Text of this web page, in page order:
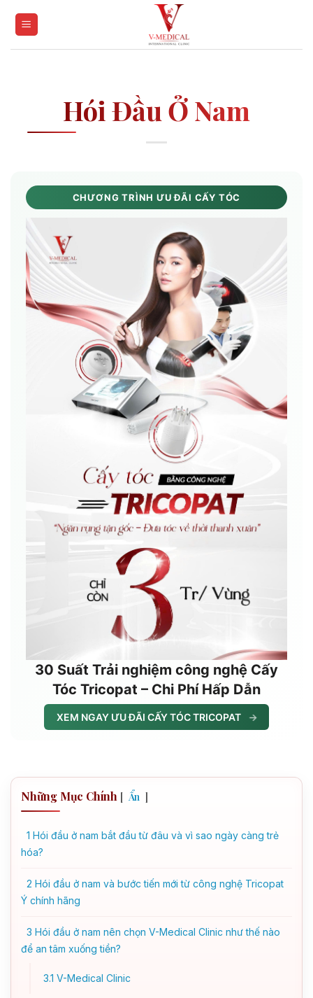
Hói Đầu Ở Nam
CHƯƠNG TRÌNH ƯU ĐÃI CẤY TÓC
30 Suất Trải nghiệm công nghệ Cấy
Tóc Tricopat – Chi Phí Hấp Dẫn
XEM NGAY ƯU ĐÃI CẤY TÓC TRICOPAT →
Những Mục Chính [ Ẩn ]
1 Hói đầu ở nam bắt đầu từ đâu và vì sao ngày càng trẻ
hóa?
2 Hói đầu ở nam và bước tiến mới từ công nghệ Tricopat
Ý chính hãng
3 Hói đầu ở nam nên chọn V-Medical Clinic như thế nào
để an tâm xuống tiền?
3.1 V-Medical Clinic